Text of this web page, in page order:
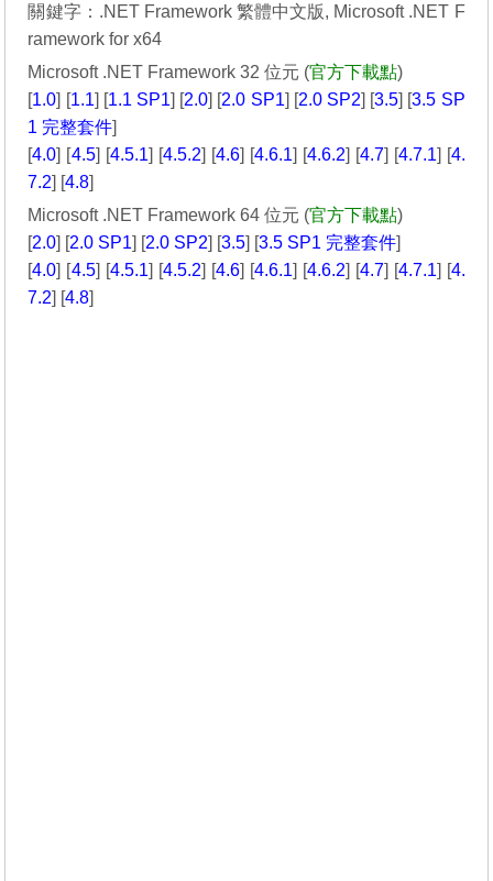
關鍵字：.NET Framework 繁體中文版, Microsoft .NET F
ramework for x64
Microsoft .NET Framework 32 位元 (官方下載點)
[1.0] [1.1] [1.1 SP1] [2.0] [2.0 SP1] [2.0 SP2] [3.5] [3.5 SP
1 完整套件]
[4.0] [4.5] [4.5.1] [4.5.2] [4.6] [4.6.1] [4.6.2] [4.7] [4.7.1] [4.
7.2] [4.8]
Microsoft .NET Framework 64 位元 (官方下載點)
[2.0] [2.0 SP1] [2.0 SP2] [3.5] [3.5 SP1 完整套件]
[4.0] [4.5] [4.5.1] [4.5.2] [4.6] [4.6.1] [4.6.2] [4.7] [4.7.1] [4.
7.2] [4.8]